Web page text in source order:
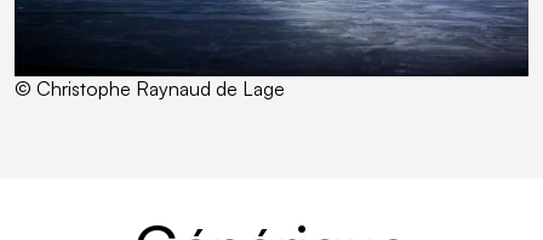
© Christophe Raynaud de Lage